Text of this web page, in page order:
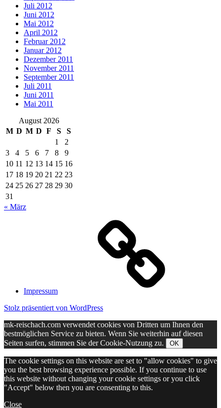
Juli 2012
Juni 2012
Mai 2012
April 2012
Februar 2012
Januar 2012
Dezember 2011
November 2011
September 2011
Juli 2011
Juni 2011
Mai 2011
August 2026
M D M D F S
S
1
2
3
4 5 6 7 8
9
10 11 12 13 14 15 16
17 18 19 20 21 22 23
24 25 26 27 28 29 30
31
« März
Impressum
Stolz präsentiert von WordPress
mk-reischach.com verwendet cookies von Dritten um Ihnen den
bestmöglichen Service zu bieten. Wenn Sie weiterhin auf diesen
Seiten surfen, stimmen Sie der Cookie-Nutzung zu.
OK
The cookie settings on this website are set to "allow cookies" to give
you the best browsing experience possible. If you continue to use
this website without changing your cookie settings or you click
"Accept" below then you are consenting to this.
Close